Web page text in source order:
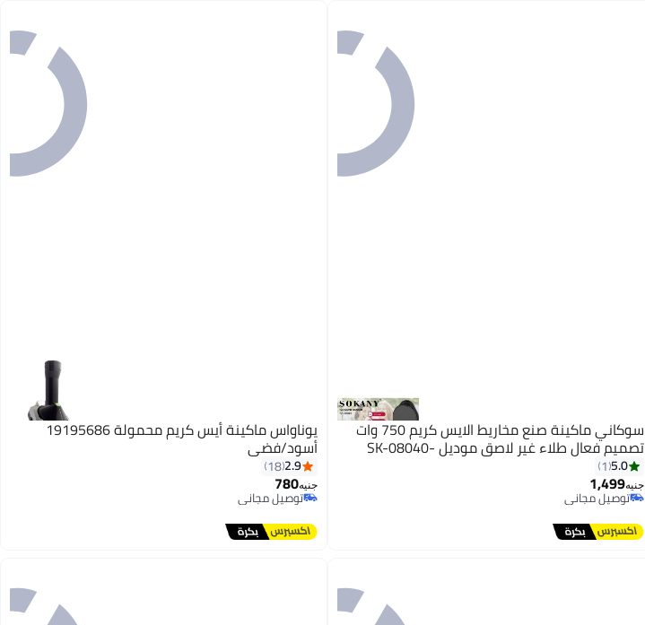
سوكاني ماكينة صنع مخاريط الايس كريم 750 وات
تصميم فعال طلاء غير لاصق موديل -SK-08040
5.0
1
جنيه1,499
توصيل مجاني
توصيل مجاني
يوناواس ماكينة أيس كريم محمولة 19195686
أسود/فضي
2.9
18
جنيه780
توصيل مجاني
توصيل مجاني